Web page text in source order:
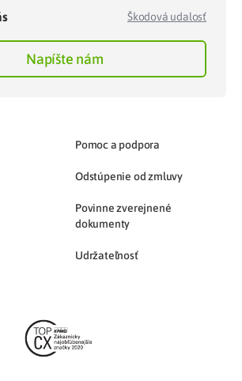
Škodová udalosť
Napíšte nám
Pomoc a podpora
Odstúpenie od zmluvy
Povinne zverejnené
dokumenty
Udržateľnosť